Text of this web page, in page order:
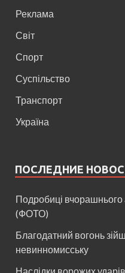
Реклама
Світ
Спорт
Суспільство
Транспорт
Україна
ПОСЛЕДНИЕ
Подробиці
(ФОТО)
Благодатний вогонь
невинномисську